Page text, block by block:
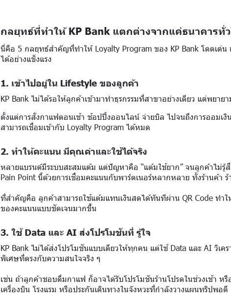
กลยุทธ์ที่ทำให้ KP Bank แตกต่างจากแค่ธนาคารทั่
นี่คือ 5 กลยุทธ์สำคัญที่ทำให้ Loyalty Program ของ KP Bank โดดเด่น
ได้อย่างแข็งแรง
1. เข้าไปอยู่ใน Lifestyle ของลูกค้า
KP Bank ไม่ได้รอให้ลูกค้าเข้ามาทำธุรกรรมที่สาขาอย่างเดียว แต่พยาย
ตั้งแต่การสั่งกาแฟตอนเช้า ช้อปปิ้งออนไลน์ จ่ายบิล ไปจนถึงการออมเ
สามารถเชื่อมเข้ากับ Loyalty Program ได้หมด
2. ทำให้คะแนน มีคุณค่าและใช้ได้จริง
หลายแบรนด์มีระบบสะสมแต้ม แต่ปัญหาคือ “แต้มใช้ยาก” จนลูกค้าไม่รู้
Pain Point นี้ด้วยการเชื่อมคะแนนกับพาร์ตเนอร์หลากหลาย ทั้งร้านค้า
ที่สำคัญคือ ลูกค้าสามารถใช้แต้มแทนเงินสดได้ทันทีผ่าน QR Code ทำ
ของคะแนนแบบชัดเจนมากขึ้น
3. ใช้ Data และ AI ส่งโปรโมชันที่ รู้ใจ
KP Bank ไม่ได้ส่งโปรโมชันแบบเดียวให้ทุกคน แต่ใช้ Data และ AI วิเ
พิเศษที่ตรงกับความสนใจจริง ๆ
เช่น ถ้าลูกค้าชอบดื่มกาแฟ ก็อาจได้รับโปรโมชันร้านโปรดในช่วงเช้า ห
เครื่องบิน โรงแรม หรือประกันเดินทางในจังหวะที่กำลังวางแผนทริปพอดี